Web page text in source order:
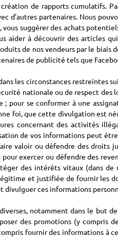
de rapports cumulatifs.
d’autres partenaires. Nous
suggérer des achats
aider à découvrir des articles
de nos vendeurs par le biais
de publicité tels que
les circonstances restreintes
nationale ou de respect des
se conformer à une
foi, que cette divulgation est
concernant des activités
de vos informations peut
valoir ou défendre des droits
exercer ou défendre des
des intérêts vitaux (dans de
et justifiée de fournir les
divulguer ces informations
notamment dans le but
des promotions (y compris
fournir des informations à